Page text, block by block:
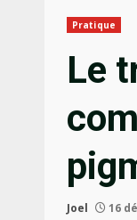
Pratique
Le
Joel 16